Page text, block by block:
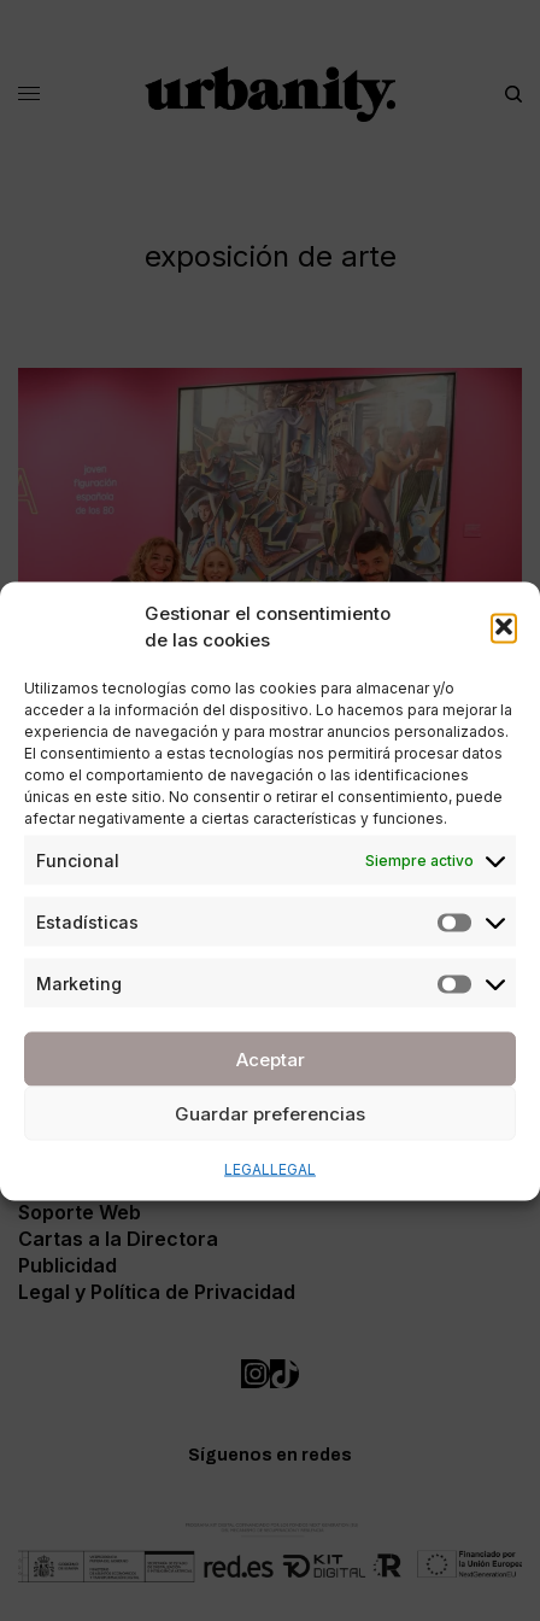
Gestionar el consentimiento
de las cookies
Utilizamos tecnologías como las cookies para almacenar y/o
acceder a la información del dispositivo. Lo hacemos para mejorar la
experiencia de navegación y para mostrar anuncios personalizados.
El consentimiento a estas tecnologías nos permitirá procesar datos
como el comportamiento de navegación o las identificaciones
únicas en este sitio. No consentir o retirar el consentimiento, puede
afectar negativamente a ciertas características y funciones.
Funcional Siempre activo
Estadísticas
Marketing
Aceptar
Guardar preferencias
LEGAL LEGAL
exposición de arte
CULTURA,SOCIEDAD
Pintura liberada: la nueva exposición del
efervescencia artística de los 80
01/04/2025
4 MINUTOS DE LECTURA
Soporte Web
Cartas a la Directora
Publicidad
Legal y Política de Privacidad
Síguenos en redes